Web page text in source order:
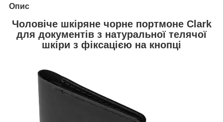
Опис
Чоловіче шкіряне чорне портмоне Сlark
для документів з натуральної телячої
шкіри з фіксацією на кнопці